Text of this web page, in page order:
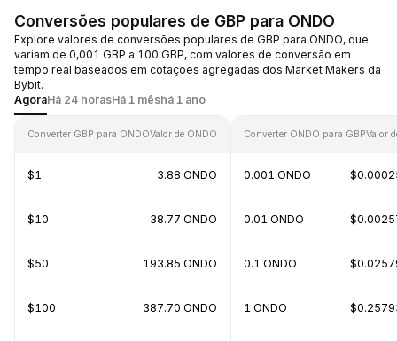
Conversões populares de GBP para ONDO
Explore valores de conversões populares de GBP para ONDO, que
variam de 0,001 GBP a 100 GBP, com valores de conversão em
tempo real baseados em cotações agregadas dos Market Makers da
Bybit.
AgoraHá 24 horasHá 1 mêshá 1 ano
Converter GBP para ONDOValor de ONDO
$1 3.88 ONDO
$10 38.77 ONDO
$50 193.85 ONDO
$100 387.70 ONDO
Converter ONDO para GBPValor
0.001 ONDO
0.01 ONDO
0.1 ONDO
1 ONDO